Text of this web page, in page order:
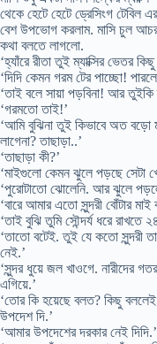
থেকে হেটে হেটে ড্রেসিংগ টেবিল
বেশ উপভোগ করলাম. মাসি চুল
কথা বলতে লাগলো.
‘হ্যাঁরে রীতা তুই ম্যাক্সির ভেতর কিছু
‘দিদি কেমন গরম টের পাচ্ছো!
‘তাই বলে সায়া পড়বিনা! আর তুইকি
‘গরমতো তাই!’
‘আমি বুঝিনা তুই কিভাবে অত বড়ো
লাগেনা? তাছাড়া..’
‘তাছাড়া কী?’
‘মাইগুলো কেমন ঝুলে পড়ছে সেটা
‘পুরোটাতো ঝোলেনি. আর ঝুলে
‘বারে আমার এতো সুন্দরী বোঁটার মাই
‘তাই বুঝি তুমি সৌন্দর্য ধরে রাখতে
‘তাতো বটেই. তুই যে কতো সুন্দরী
নেই.’
‘সুন্দর ধুয়ে জল খাওগে. নারীদের
এগিয়ে.’
‘তোর কি হয়েছে বলত? কিছু
উপদেশ দি.’
‘আমার উপদেশের দরকার নেই দিদি.’